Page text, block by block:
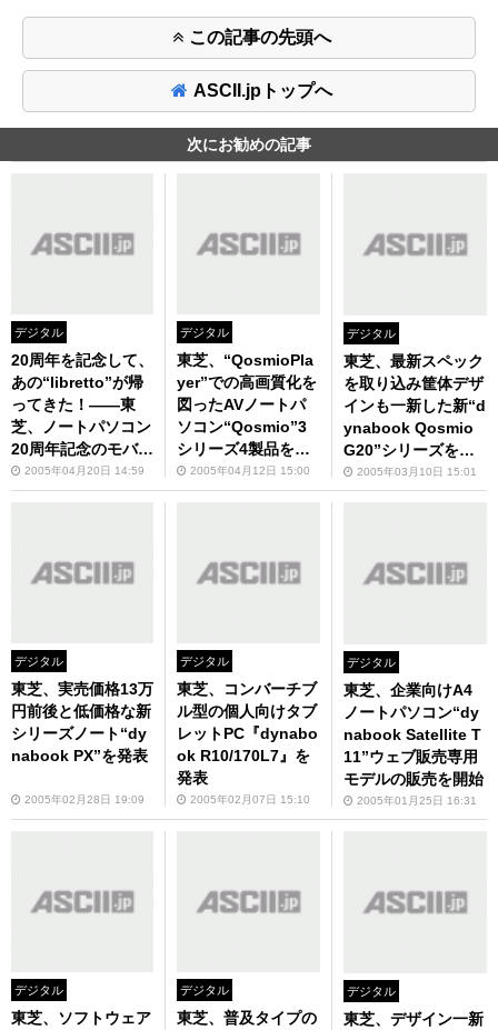
この記事の先頭へ
ASCII.jpトップへ
次にお勧めの記事
デジタル
20周年を記念して、
あの“libretto”が帰
ってきた！――東
芝、ノートパソコン
20周年記念のモバイ
ルノート2シリーズ
を発表
2005年04月20日 14:59
デジタル
東芝、“QosmioPla
yer”での高画質化を
図ったAVノートパ
ソコン“Qosmio”3
シリーズ4製品を発
表2005年04月12日 15:00
デジタル
東芝、最新スペック
を取り込み筐体デザ
インも一新した新“d
ynabook Qosmio
G20”シリーズを発
表！2005年03月10日 15:01
デジタル
東芝、実売価格13万
円前後と低価格な新
シリーズノート“dy
nabook PX”を発表
2005年02月28日 19:09
デジタル
東芝、コンバーチブ
ル型の個人向けタブ
レットPC『dynabo
ok R10/170L7』を
発表
2005年02月07日 15:10
デジタル
東芝、企業向けA4
ノートパソコン“dy
nabook Satellite T
11”ウェブ販売専用
モデルの販売を開始
2005年01月25日 16:31
デジタル
東芝、ソフトウェア
デジタル
東芝、普及タイプの
デジタル
東芝、デザイン一新